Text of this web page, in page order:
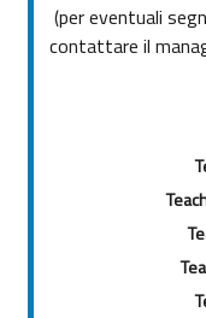
(per eventuali
contattare il